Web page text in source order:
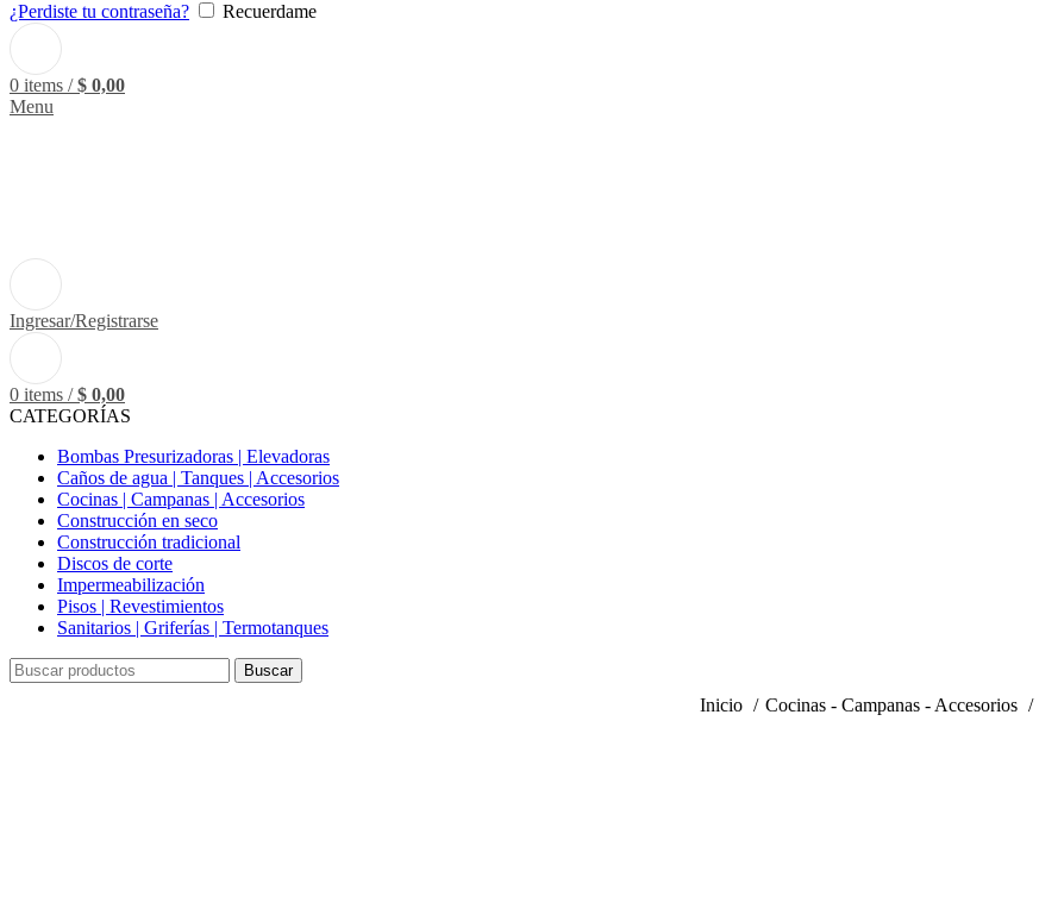
¿Perdiste tu contraseña? Recuerdame
0 items / $ 0,00
Menu
Ingresar/Registrarse
0 items / $ 0,00
CATEGORÍAS
Bombas Presurizadoras | Elevadoras
Caños de agua | Tanques | Accesorios
Cocinas | Campanas | Accesorios
Construcción en seco
Construcción tradicional
Discos de corte
Impermeabilización
Pisos | Revestimientos
Sanitarios | Griferías | Termotanques
Buscar
Inicio Cocinas - Campanas - Accesorios